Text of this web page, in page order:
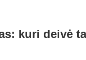
kuri deivė